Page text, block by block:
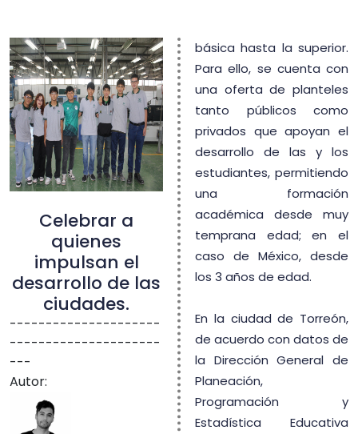
Celebrar a
quienes
impulsan el
desarrollo de las
ciudades.
---------------------
---------------------
---
Autor:
básica hasta la superior.
Para ello, se cuenta con
una oferta de planteles
tanto públicos como
privados que apoyan el
desarrollo de las y los
estudiantes, permitiendo
una formación
académica desde muy
temprana edad; en el
caso de México, desde
los 3 años de edad.
En la ciudad de Torreón,
de acuerdo con datos de
la Dirección General de
Planeación,
Programación y
Estadística Educativa